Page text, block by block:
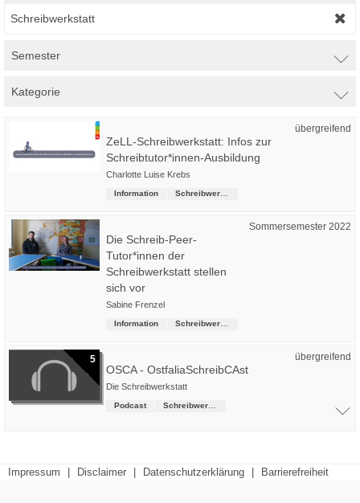
Schreibwerkstatt
Semester
Kategorie
übergreifend
ZeLL-Schreibwerkstatt: Infos zur
Schreibtutor*innen-Ausbildung
Charlotte Luise Krebs
Information
Sommersemester 2022
Die Schreib-Peer-
Tutor*innen der
Schreibwerkstatt stellen
sich vor
Sabine Frenzel
Information
5 übergreifend
OSCA - OstfaliaSchreibCAst
Die Schreibwerkstatt
Podcast
Impressum Disclaimer Datenschutzerklärung Barrierefreiheit